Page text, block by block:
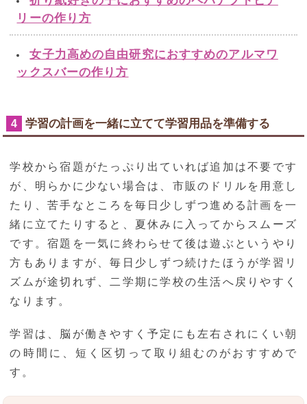
リーの作り方
女子力高めの自由研究におすすめのアルマワ
ックスバーの作り方
4 学習の計画を一緒に立てて学習用品を準備する
学校から宿題がたっぷり出ていれば追加は不要です
が、明らかに少ない場合は、市販のドリルを用意し
たり、苦手なところを毎日少しずつ進める計画を一
緒に立てたりすると、夏休みに入ってからスムーズ
です。宿題を一気に終わらせて後は遊ぶというやり
方もありますが、毎日少しずつ続けたほうが学習リ
ズムが途切れず、二学期に学校の生活へ戻りやすく
なります。
学習は、脳が働きやすく予定にも左右されにくい朝
の時間に、短く区切って取り組むのがおすすめで
す。